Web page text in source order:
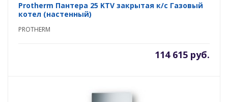
Protherm Пантера 25 KTV закрытая к/с Газовый
котел (настенный)
PROTHERM
114 615 руб.